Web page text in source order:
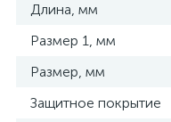
Длина, мм
Размер 1, мм
Размер, мм
Защитное покрытие